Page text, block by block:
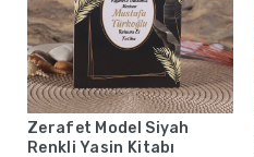
Zerafet Model Siyah
Renkli Yasin Kitabı